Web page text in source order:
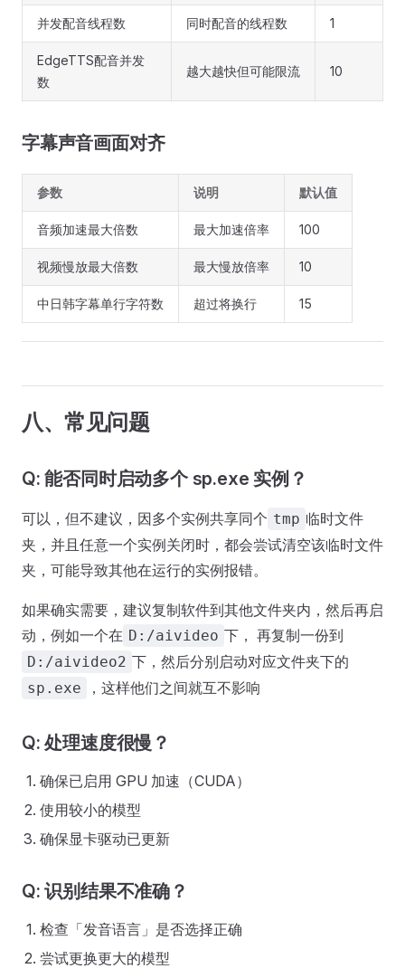
并发配音线程数 同时配音的线程数 1
EdgeTTS配音并发
数
越大越快但可能限流 10
字幕声音画面对齐
参数 说明 默认值
音频加速最大倍数 最大加速倍率 100
视频慢放最大倍数 最大慢放倍率 10
中日韩字幕单行字符数 超过将换行 15
八、常见问题
Q: 能否同时启动多个 sp.exe 实例？
可以，但不建议，因多个实例共享同个 tmp 临时文件
夹，并且任意一个实例关闭时，都会尝试清空该临时文件
夹，可能导致其他在运行的实例报错。
如果确实需要，建议复制软件到其他文件夹内，然后再启
动，例如一个在 D:/aivideo 下， 再复制一份到
D:/aivideo2 下，然后分别启动对应文件夹下的
sp.exe ，这样他们之间就互不影响
Q: 处理速度很慢？
确保已启用 GPU 加速（CUDA）
使用较小的模型
确保显卡驱动已更新
Q: 识别结果不准确？
检查「发音语言」是否选择正确
尝试更换更大的模型